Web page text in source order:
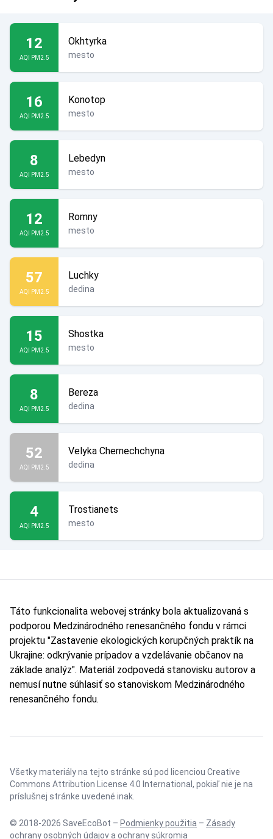
12
AQI PM2.5
Okhtyrka
mesto
16
AQI PM2.5
Konotop
mesto
8
AQI PM2.5
Lebedyn
mesto
12
AQI PM2.5
Romny
mesto
57
AQI PM2.5
Luchky
dedina
15
AQI PM2.5
Shostka
mesto
8
AQI PM2.5
Bereza
dedina
52
AQI PM2.5
Velyka Chernechchyna
dedina
4
AQI PM2.5
Trostianets
mesto
Táto funkcionalita webovej stránky bola aktualizovaná s
podporou Medzinárodného renesančného fondu v rámci
projektu "Zastavenie ekologických korupčných praktík na
Ukrajine: odkrývanie prípadov a vzdelávanie občanov na
základe analýz". Materiál zodpovedá stanovisku autorov a
nemusí nutne súhlasiť so stanoviskom Medzinárodného
renesančného fondu.
Všetky materiály na tejto stránke sú pod licenciou Creative
Commons Attribution License 4.0 International , pokiaľ nie je na
príslušnej stránke uvedené inak.
© 2018-2026 SaveEcoBot – Podmienky použitia – Zásady
ochrany osobných údajov a ochrany súkromia